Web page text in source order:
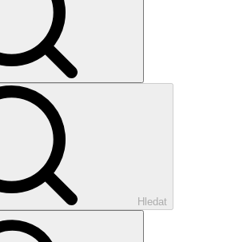
Hledat